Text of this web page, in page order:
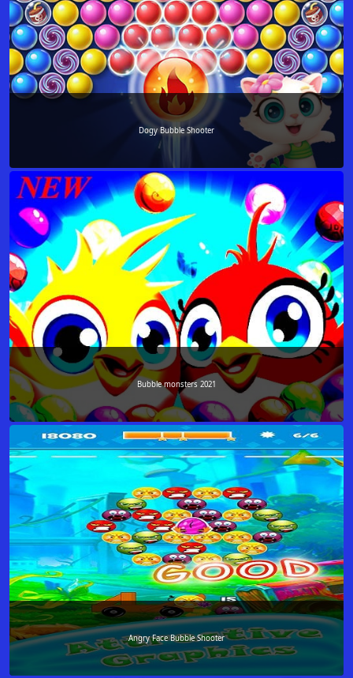
Dogy Bubble Shooter
Bubble monsters 2021
Angry Face Bubble Shooter